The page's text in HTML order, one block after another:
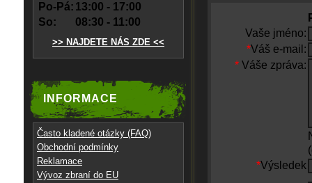
Po-Pá: 13:00 - 17:00
So:
08:30 - 11:00
>> NAJDETE NÁS ZDE <<
INFORMACE
Často kladené otázky (FAQ)
Obchodní podmínky
Reklamace
Vývoz zbraní do EU
Vaše jméno:
*Váš e-mail:
* Váše zpráva:
*Výsledek